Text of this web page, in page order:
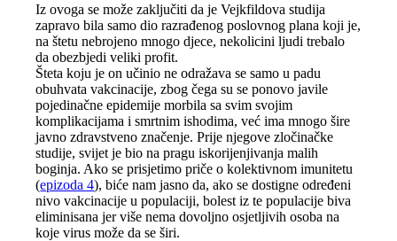
Iz ovoga se može zaključiti da je Vejkfildova studija
zapravo bila samo dio razrađenog poslovnog plana koji je,
na štetu nebrojeno mnogo djece, nekolicini ljudi trebalo
da obezbjedi veliki profit.
Šteta koju je on učinio ne odražava se samo u padu
obuhvata vakcinacije, zbog čega su se ponovo javile
pojedinačne epidemije morbila sa svim svojim
komplikacijama i smrtnim ishodima, već ima mnogo šire
javno zdravstveno značenje. Prije njegove zločinačke
studije, svijet je bio na pragu iskorijenjivanja malih
boginja. Ako se prisjetimo priče o kolektivnom imunitetu
(epizoda 4), biće nam jasno da, ako se dostigne određeni
nivo vakcinacije u populaciji, bolest iz te populacije biva
eliminisana jer više nema dovoljno osjetljivih osoba na
koje virus može da se širi.